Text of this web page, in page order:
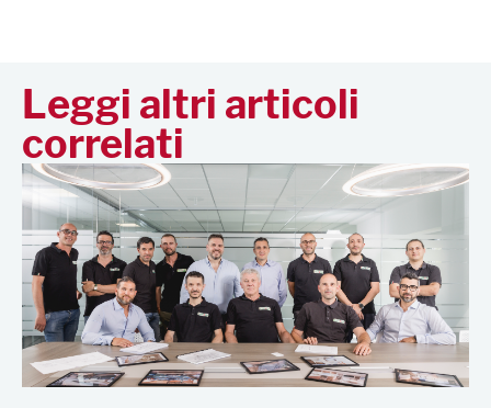
Leggi altri articoli
correlati